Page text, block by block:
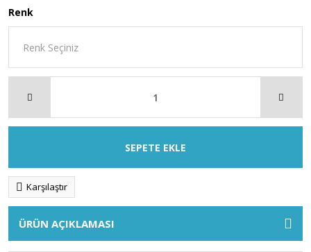
Renk
SEPETE EKLE
Karşılaştır
ÜRÜN AÇIKLAMASI